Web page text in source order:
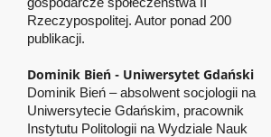
Rzeczypospolitej. Autor ponad 200
publikacji.
Dominik Bień - Uniwersytet Gdański
Dominik Bień – absolwent socjologii na
Uniwersytecie Gdańskim, pracownik
Instytutu Politologii na Wydziale Nauk